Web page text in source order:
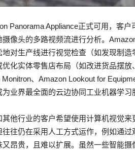
Panorama Appliance正式可用，客
像头的多路视频流进行分析。
对生产线进行视觉检查（如发现制
化实体零售店布局（如改进货品摆
、Amazon Lookout for
业界最全面的云边协同工业机器学习
他行业的客户希望使用计算机视觉
往仍在采用人工方式运作，例如通
昂贵，且难以扩展。虽然一些智能